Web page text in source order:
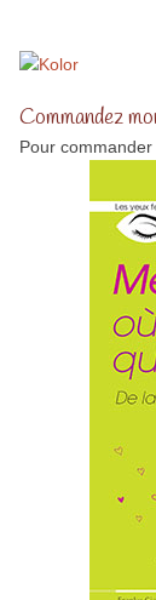
Commandez
Pour